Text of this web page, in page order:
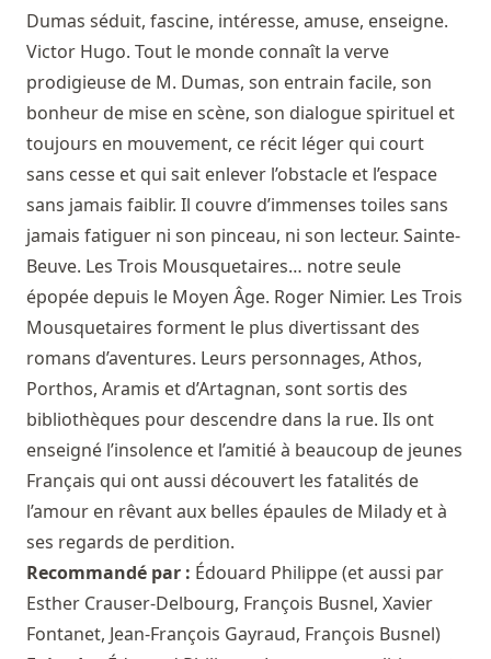
Dumas séduit, fascine, intéresse, amuse, enseigne.
Victor Hugo. Tout le monde connaît la verve
prodigieuse de M. Dumas, son entrain facile, son
bonheur de mise en scène, son dialogue spirituel et
toujours en mouvement, ce récit léger qui court
sans cesse et qui sait enlever l’obstacle et l’espace
sans jamais faiblir. Il couvre d’immenses toiles sans
jamais fatiguer ni son pinceau, ni son lecteur. Sainte-
Beuve. Les Trois Mousquetaires… notre seule
épopée depuis le Moyen Âge. Roger Nimier. Les Trois
Mousquetaires forment le plus divertissant des
romans d’aventures. Leurs personnages, Athos,
Porthos, Aramis et d’Artagnan, sont sortis des
bibliothèques pour descendre dans la rue. Ils ont
enseigné l’insolence et l’amitié à beaucoup de jeunes
Français qui ont aussi découvert les fatalités de
l’amour en rêvant aux belles épaules de Milady et à
ses regards de perdition.
Recommandé par : Édouard Philippe(et aussi par
Esther Crauser-Delbourg, François Busnel, Xavier
Fontanet, Jean-François Gayraud, François Busnel)